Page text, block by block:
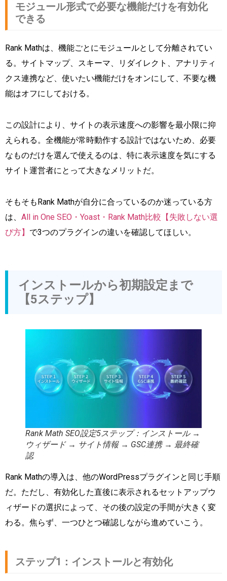
モジュール形式で必要な機能だけを有効化
できる
Rank Mathは、機能ごとにモジュールとして分離されてい
る。サイトマップ、スキーマ、リダイレクト、アナリティ
クス連携など、使いたい機能だけをオンにして、不要な機
能はオフにしておける。
この設計により、サイトの表示速度への影響を最小限に抑
えられる。全機能が常時動作する設計ではないため、必要
なものだけを選んで使えるのは、特に表示速度を気にする
サイト運営者にとって大きなメリットだ。
そもそもRank Mathが自分に合っているのか迷っている方
は、 All in One SEO・Yoast・Rank Math比較【失敗しない選
び方】 で3つのプラグインの違いを確認してほしい。
インストールから初期設定まで
【5ステップ】
Rank Math SEO設定5ステップ：インストール →
ウィザード → サイト情報 → GSC連携 → 最終確
認
Rank Mathの導入は、他のWordPressプラグインと同じ手順
だ。ただし、有効化した直後に表示されるセットアップウ
ィザードの選択によって、その後の設定の手間が大きく変
わる。焦らず、一つひとつ確認しながら進めていこう。
ステップ1：インストールと有効化